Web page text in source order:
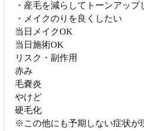
・産毛を減らしてトーンアップ
・メイクのりを良くしたい
当日メイクOK
当日施術OK
リスク・副作用
赤み
毛嚢炎
やけど
硬毛化
※この他にも予期しない症状が